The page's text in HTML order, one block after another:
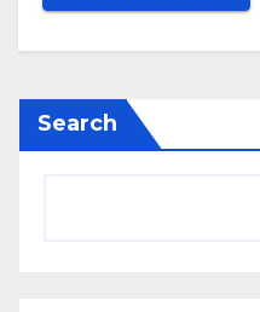
Search